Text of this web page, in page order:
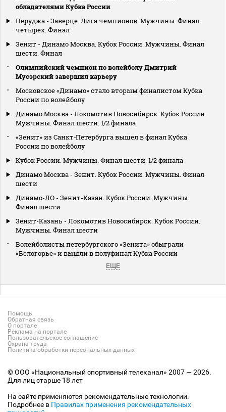
обладателями Кубка России
Перуджа - Заверце. Лига чемпионов. Мужчины. Финал
четырех. Финал
Зенит - Динамо Москва. Кубок России. Мужчины. Финал
шести. Финал
Олимпийский чемпион по волейболу Дмитрий
Мусэрский завершил карьеру
Московское «Динамо» стало вторым финалистом Кубка
России по волейболу
Динамо Москва - Локомотив Новосибирск. Кубок России.
Мужчины. Финал шести. 1/2 финала
«Зенит» из Санкт‑Петербурга вышел в финал Кубка
России по волейболу
Кубок России. Мужчины. Финал шести. 1/2 финала
Динамо Москва - Зенит. Кубок России. Мужчины. Финал
шести
Динамо-ЛО - Зенит-Казан. Кубок России. Мужчины.
Финал шести
Зенит-Казань - Локомотив Новосибирск. Кубок России.
Мужчины. Финал шести
Волейболисты петербургского «Зенита» обыграли
«Белогорье» и вышли в полуфинал Кубка России
ЕЩЕ
Помощь
Обратная связь
О портале
Реклама на портале
Пользовательское соглашение
Охрана труда
Политика обработки персональных данных
© ООО «Национальный спортивный телеканал» 2007 — 2026.
Для лиц старше 18 лет
На сайте применяются рекомендательные технологии.
Подробнее в Правилах применения рекомендательных